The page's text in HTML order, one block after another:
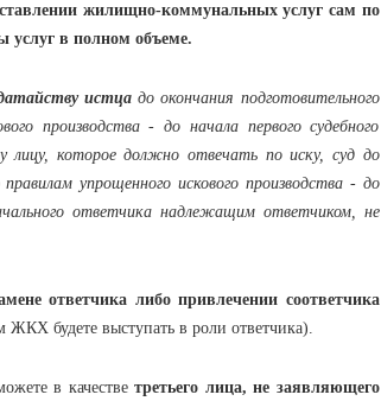
жилищно-коммунальных услуг сам по
услуг в полном объеме.
истца до окончания подготовительного
производства - до начала первого судебного
лицу, которое должно отвечать по иску, суд до
упрощенного искового производства - до
ответчика надлежащим ответчиком, не
ответчика либо привлечении соответчика
будете выступать в роли ответчика).
в качестветретьего лица, не заявляющего